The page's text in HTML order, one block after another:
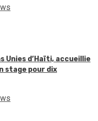
Unies d’Haïti, accueillie
stage pour dix